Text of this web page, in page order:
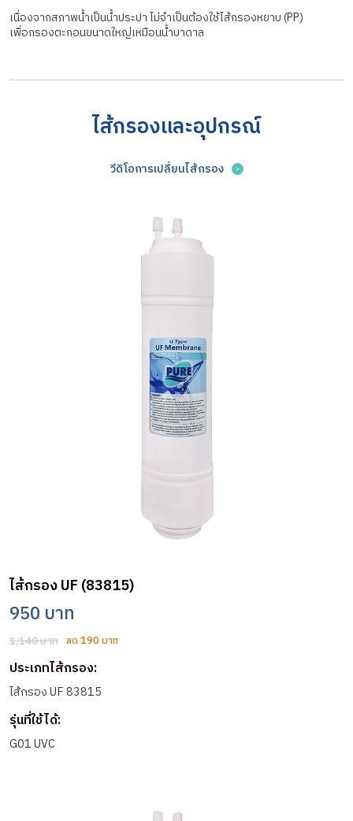
เนื่องจากสภาพน้ำเป็นน้ำประปา ไม่จำเป็นต้องใช้ไส้กรองหยาบ (PP)
เพื่อกรองตะกอนขนาดใหญ่เหมือนน้ำบาดาล
ไส้กรองและอุปกรณ์
วีดิโอการเปลี่ยนไส้กรอง
ไส้กรอง UF (83815)
950 บาท
1,140 บาท ลด 190 บาท
ประเภทไส้กรอง:
ไส้กรอง UF 83815
รุ่นที่ใช้ได้:
G01 UVC